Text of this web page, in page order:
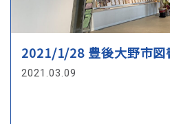
2021/1/28 豊後大野市図
2021.03.09
当社は、個人情報への不正
失、破壊、改ざん、漏えい
全対策を実施致します。個人
への部外者の立ち入りを制限